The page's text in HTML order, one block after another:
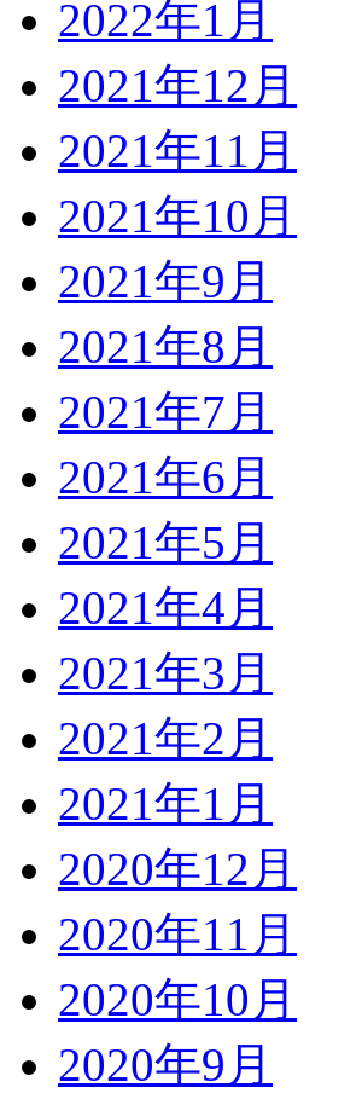
2022年1月
2021年12月
2021年11月
2021年10月
2021年9月
2021年8月
2021年7月
2021年6月
2021年5月
2021年4月
2021年3月
2021年2月
2021年1月
2020年12月
2020年11月
2020年10月
2020年9月